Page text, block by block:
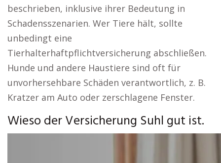
beschrieben, inklusive ihrer Bedeutung in
Schadensszenarien. Wer Tiere hält, sollte
unbedingt eine
Tierhalterhaftpflichtversicherung abschließen.
Hunde und andere Haustiere sind oft für
unvorhersehbare Schäden verantwortlich, z. B.
Kratzer am Auto oder zerschlagene Fenster.
Wieso der Versicherung Suhl gut ist.